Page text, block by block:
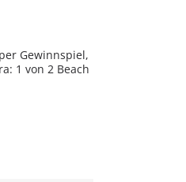
Gewinnspiel,
1 von 2 Beach